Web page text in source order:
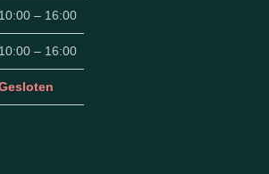
10:00 – 16:00
10:00 – 16:00